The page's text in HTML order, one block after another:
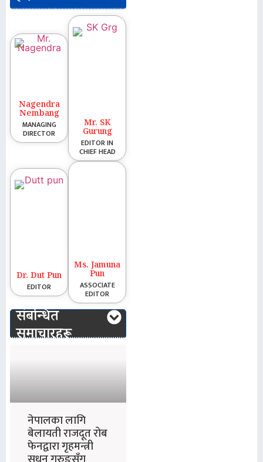
Nagendra
Nembang
MANAGING
DIRECTOR
Mr. SK
Gurung
EDITOR IN
CHIEF HEAD
Dr. Dut Pun
EDITOR
Ms. Jamuna
Pun
ASSOCIATE
EDITOR
संबन्धित
समाचारहरू
नेपालका लागि
बेलायती राजदूत रोब
फेनद्वारा गृहमन्त्री